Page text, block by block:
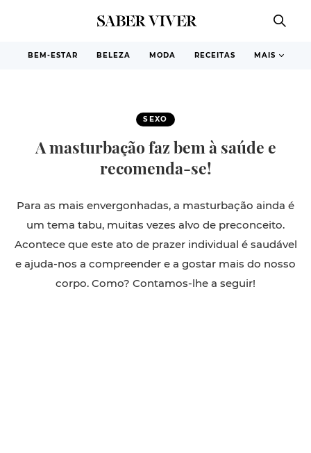
BEM-ESTAR BELEZA MODA RECEITAS MAIS
SEXO
A masturbação faz bem à saúde e
recomenda-se!
Para as mais envergonhadas, a masturbação ainda é
um tema tabu, muitas vezes alvo de preconceito.
Acontece que este ato de prazer individual é saudável
e ajuda-nos a compreender e a gostar mais do nosso
corpo. Como? Contamos-lhe a seguir!